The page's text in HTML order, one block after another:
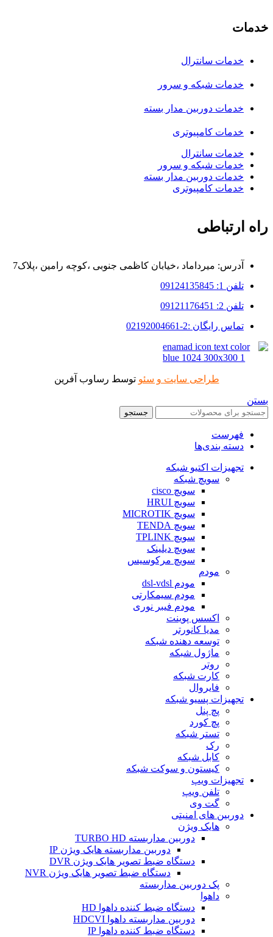
خدمات
خدمات سانترال
خدمات شبکه و سرور
خدمات دوربین مدار بسته
خدمات کامپیوتری
خدمات سانترال
خدمات شبکه و سرور
خدمات دوربین مدار بسته
خدمات کامپیوتری
راه ارتباطی
آدرس: میرداماد ،خیابان کاظمی جنوبی ،کوچه رامین ،پلاک7
تلفن 1: 09124135845
تلفن 2: 09121176451
تماس رایگان :2-02192004661
طراحی سایت و سئو توسط رساوب آفرین
بستن
جستجو
فهرست
دسته بندی‌ها
تجهیزات اکتیو شبکه
سویچ شبکه
سویچ cisco
سویچ HRUI
سویچ MICROTIK
سویچ TENDA
سویچ TPLINK
سویچ دیلینک
سویچ مرکوسیس
مودم
مودم dsl-vdsl
مودم سیمکارتی
مودم فیبر نوری
اکسس پوینت
مدیا کانورتر
توسعه دهنده شبکه
ماژول شبکه
روتر
کارت شبکه
فایروال
تجهیزات پسیو شبکه
پچ پنل
پچ کورد
تستر شبکه
رک
کابل شبکه
کیستون و سوکت شبکه
تجهیزات ویپ
تلفن ویپ
گت وی
دوربین های امنیتی
هایک ویژن
دوربین مداربسته TURBO HD
دوربین مداربسته هایک ویژن IP
دستگاه ضبط تصویر هایک ویژن DVR
دستگاه ضبط تصویر هایک ویژن NVR
پک دوربین مداربسته
داهوا
دستگاه ضبط کننده داهوا HD
دوربین مداربسته داهوا HDCVI
دستگاه ضبط کننده داهوا IP